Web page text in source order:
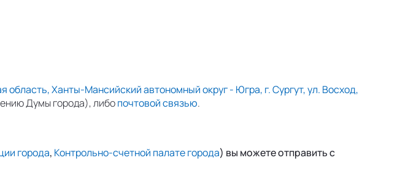
область, Ханты-Мансийский автономный округ - Югра, г. Сургут, ул. Восход,
Думы города), либопочтовой связью.
города, Контрольно-счетной палате города) вы можете отправить с